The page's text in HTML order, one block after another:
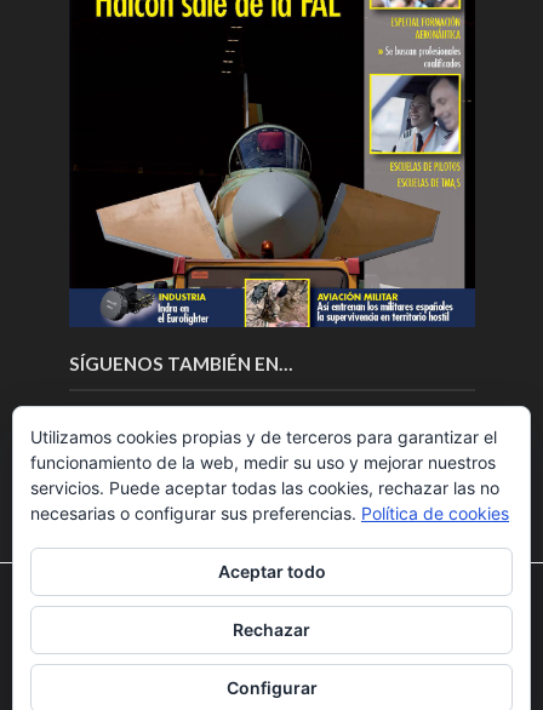
SÍGUENOS TAMBIÉN EN…
Copyright © 2018.Fly News.Noticias aerospacial
UAS aviación comercial
Utilizamos cookies para ofrecerte la mejor experiencia en
nuestra web.
Puedes aprender más sobre qué cookies utilizamos o
desactivarlas en losajustes.
Utilizamos cookies propias y de terceros para garantizar el
funcionamiento de la web, medir su uso y mejorar nuestros
servicios. Puede aceptar todas las cookies, rechazar las no
necesarias o configurar sus preferencias. Política de cookies
Aceptar todo
Rechazar
Configurar